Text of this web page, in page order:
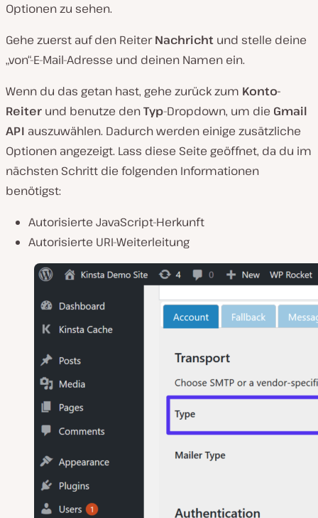
Optionen zu sehen.
Gehe zuerst auf den ReiterNachricht und stelle deine
„von“-E-Mail-Adresse und deinen Namen ein.
Wenn du das getan hast, gehe zurück zum Konto-
Reiter und benutze denTyp-Dropdown, um die Gmail
API auszuwählen. Dadurch werden einige zusätzliche
Optionen angezeigt. Lass diese Seite geöffnet, da du im
nächsten Schritt die folgenden Informationen
benötigst:
Autorisierte JavaScript-Herkunft
Autorisierte URI-Weiterleitung